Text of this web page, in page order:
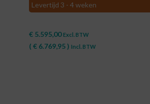
Levertijd 3 - 4 weken
€ 5.595,00 Excl. BTW
( € 6.769,95) Incl. BTW